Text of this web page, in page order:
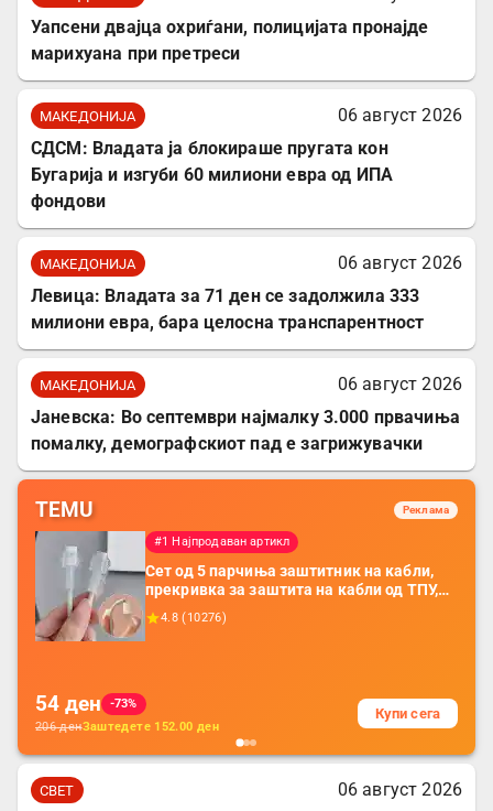
Уапсени двајца охриѓани, полицијата пронајде
марихуана при претреси
МАКЕДОНИЈА
06 август 2026
СДСМ: Владата ја блокираше пругата кон
Бугарија и изгуби 60 милиони евра од ИПА
фондови
МАКЕДОНИЈА
06 август 2026
Левица: Владата за 71 ден се задолжила 333
милиони евра, бара целосна транспарентност
МАКЕДОНИЈА
06 август 2026
Јаневска: Во септември најмалку 3.000 првачиња
помалку, демографскиот пад е загрижувачки
TEMU Реклама
#1 Најпродаван артикл
Сет од 5 парчиња заштитник на кабли,
прекривка за заштита на кабли од ТПУ,
додатоци за заштита на кабли, без
батерија, за мобилни телефони, комплет
4.8 ( 10276)
54 ден
-73%
206денЗаштедете 152.00 ден
Купи сега
СВЕТ
06 август 2026